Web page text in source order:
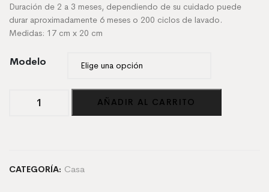
Duración de 2 a 3 meses, dependiendo de su cuidado puede
durar aproximadamente 6 meses o 200 ciclos de lavado.
Medidas: 17 cm x 20 cm
Modelo
pack
AÑADIR AL CARRITO
CATEGORÍA: Casa